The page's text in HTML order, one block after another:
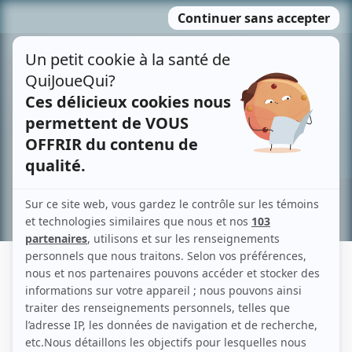
MENU
contenu
Recherche avancée »
NICOLE FONTAINE
Liens
Fiche de Nicole Fontaine sur Showbizz.net